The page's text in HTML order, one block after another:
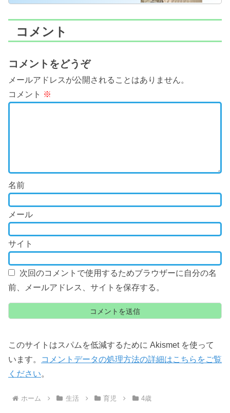
コメント
コメントをどうぞ
メールアドレスが公開されることはありません。
コメント ※
名前
メール
サイト
次回のコメントで使用するためブラウザーに自分の名
前、メールアドレス、サイトを保存する。
このサイトはスパムを低減するために Akismet を使って
います。
コメントデータの処理方法の詳細はこちらをご覧
ください。
ホーム 生活 育児 4歳